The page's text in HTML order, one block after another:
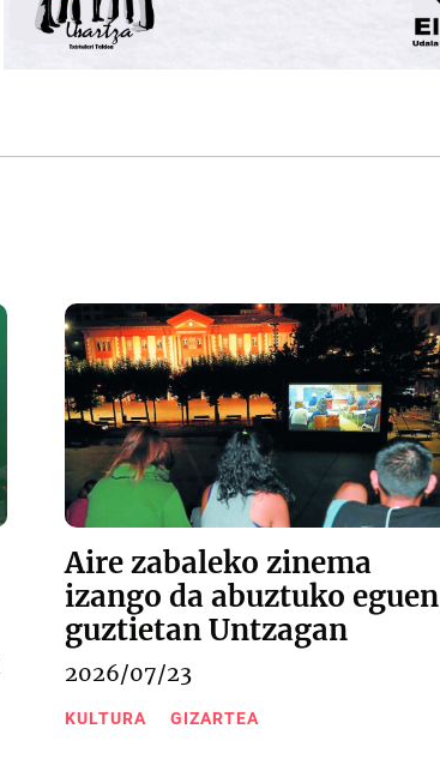
Aire zabaleko zinema
izango da abuztuko eguen
guztietan Untzagan
2026/07/23
KULTURA GIZARTEA